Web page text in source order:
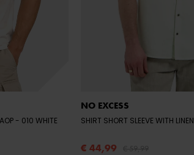
- 010 WHITE
NO EXCESS
SHIRT SHORT SLEEVE WITH LINEN
€ 44,99